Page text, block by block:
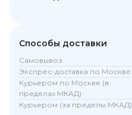
Способы доставки
Самовывоз
Экспрес-доставка по Москве
Курьером по Москве (в
пределах МКАД)
Курьером (за пределы МКАД)